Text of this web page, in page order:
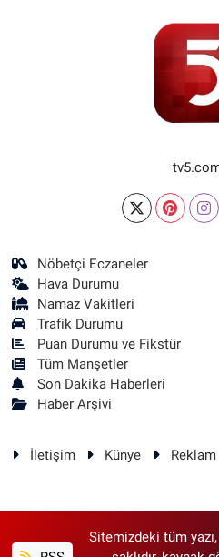
Nöbetçi Eczaneler
Hava Durumu
Namaz Vakitleri
Trafik Durumu
Puan Durumu ve Fikstür
Tüm Manşetler
Son Dakika Haberleri
Haber Arşivi
İletişim Künye
Sitemizdeki tüm